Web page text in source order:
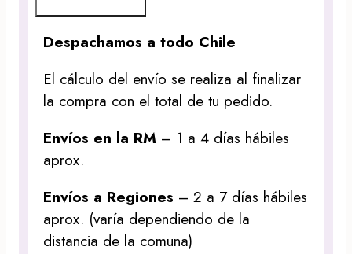
Despachamos a todo Chile
El cálculo del envío se realiza al finalizar
la compra con el total de tu pedido.
Envíos en la RM – 1 a 4 días hábiles
aprox.
Envíos a Regiones – 2 a 7 días hábiles
aprox. (varía dependiendo de la
distancia de la comuna)